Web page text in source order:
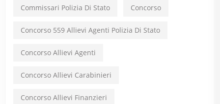
Commissari Polizia Di Stato Concorso
Concorso 559 Allievi Agenti Polizia Di Stato
Concorso Allievi Agenti
Concorso Allievi Carabinieri
Concorso Allievi Finanzieri